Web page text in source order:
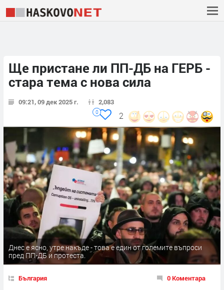
Ще пристане ли ПП-ДБ на ГЕРБ -
стара тема с нова сила
09:21, 09 дек 2025 г. 2,083
2
0
Днес е ясно, утре накъде - това е един от големите въпроси
пред ПП-ДБ и протеста.
България 0 Коментара